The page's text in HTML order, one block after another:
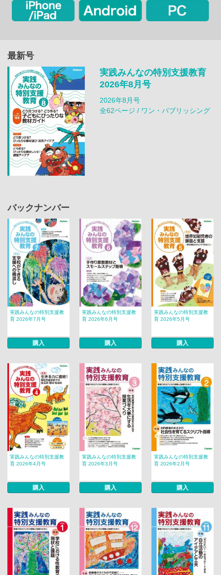
最新号
実践みんなの特別支援教育
2026年8月号
2026年8月号
全62ページ / ワン・パブリッシング
バックナンバー
実践みんなの特別支援教
育 2026年7月号
購入
実践みんなの特別支援教
育 2026年6月号
購入
実践みんなの特別支援教
育 2026年5月号
購入
実践みんなの特別支援教
育 2026年4月号
購入
実践みんなの特別支援教
育 2026年3月号
購入
実践みんなの特別支援教
育 2026年2月号
購入